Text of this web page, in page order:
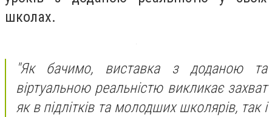
школах.
"Як бачимо, виставка з доданою та
віртуальною реальністю викликає захват
як в підлітків та молодших школярів, так і